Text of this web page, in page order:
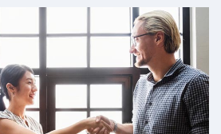
零隔夜利息